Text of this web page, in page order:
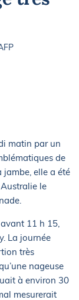
matin par un
de
jambe, elle a été
le
avant 11 h 15,
La journée
très
nageuse
à environ 30
mesurerait